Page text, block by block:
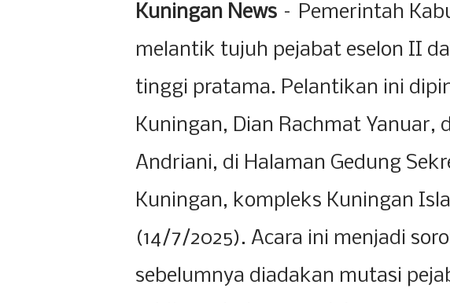
Kuningan News – Pemerintah
melantik tujuh pejabat eselon II
tinggi pratama. Pelantikan ini
Kuningan, Dian Rachmat Yanuar,
Andriani, di Halaman Gedung
Kuningan, kompleks Kuningan
(14/7/2025). Acara ini menjadi
sebelumnya diadakan mutasi